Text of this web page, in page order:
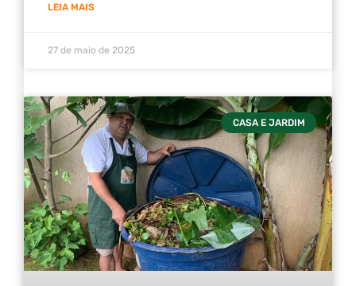
LEIA MAIS
27 de maio de 2025
CASA E JARDIM